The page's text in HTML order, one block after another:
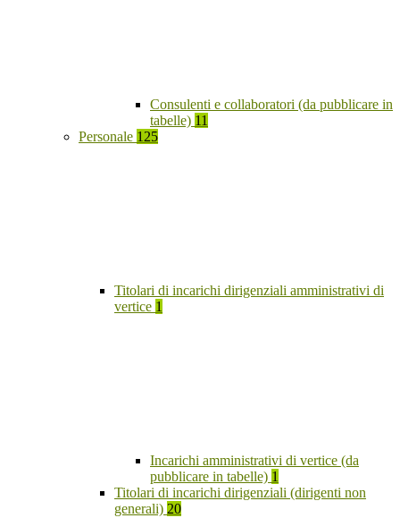
Consulenti e collaboratori (da pubblicare in
tabelle) 11
Personale 125
Titolari di incarichi dirigenziali amministrativi di
vertice 1
Incarichi amministrativi di vertice (da
pubblicare in tabelle) 1
Titolari di incarichi dirigenziali (dirigenti non
generali) 20